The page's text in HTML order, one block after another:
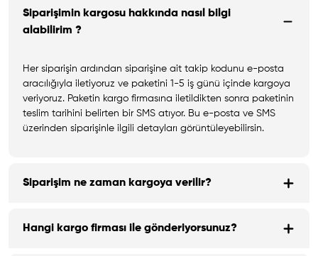
Siparişimin kargosu hakkında nasıl bilgi
alabilirim ?
Her siparişin ardından siparişine ait takip kodunu e-posta
aracılığıyla iletiyoruz ve paketini 1-5 iş günü içinde kargoya
veriyoruz. Paketin kargo firmasına iletildikten sonra paketinin
teslim tarihini belirten bir SMS atıyor. Bu e-posta ve SMS
üzerinden siparişinle ilgili detayları görüntüleyebilirsin.
Siparişim ne zaman kargoya verilir?
Hangi kargo firması ile gönderiyorsunuz?